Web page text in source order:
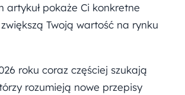
artykuł pokaże Ci konkretne
Twoją wartość na rynku
roku coraz częściej szukają
rozumieją nowe przepisy